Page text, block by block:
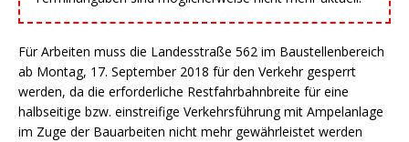
Für Arbeiten muss die Landesstraße 562 im Baustellenbereich
ab Montag, 17. September 2018 für den Verkehr gesperrt
werden, da die erforderliche Restfahrbahnbreite für eine
halbseitige bzw. einstreifige Verkehrsführung mit Ampelanlage
im Zuge der Bauarbeiten nicht mehr gewährleistet werden